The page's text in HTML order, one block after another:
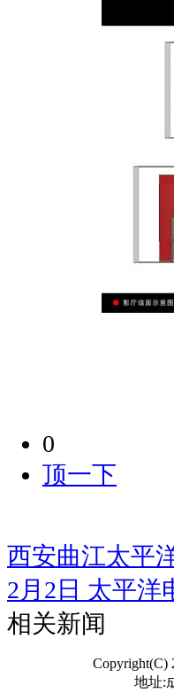
0
顶一下
西安曲江太平
2月2日 太平洋
相关新闻
地址: